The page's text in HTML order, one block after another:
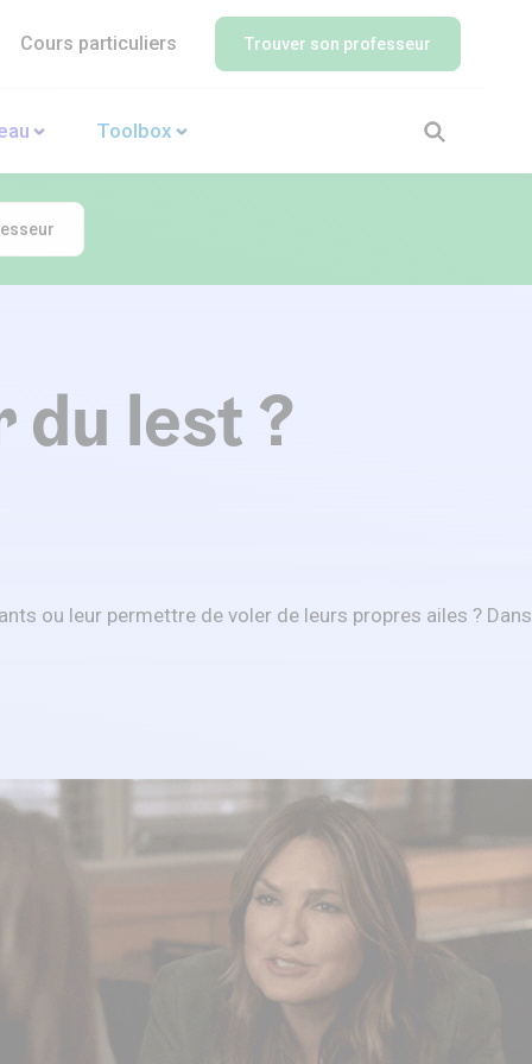
Cours particuliers Trouver son professeur
Toolbox
du lest ?
ou leur permettre de voler de leurs propres ailes ?